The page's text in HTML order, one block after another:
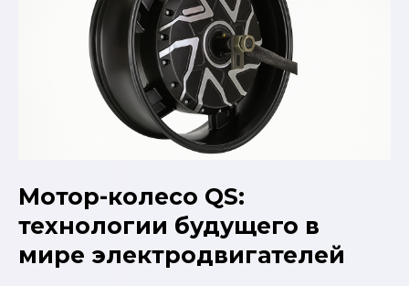
Мотор-колесо QS:
технологии будущего в
мире электродвигателей